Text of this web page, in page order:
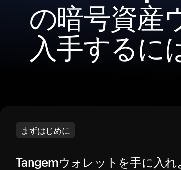
の暗号資産
入手するに
まずはじめに
Tangemウォレットを手に入れ